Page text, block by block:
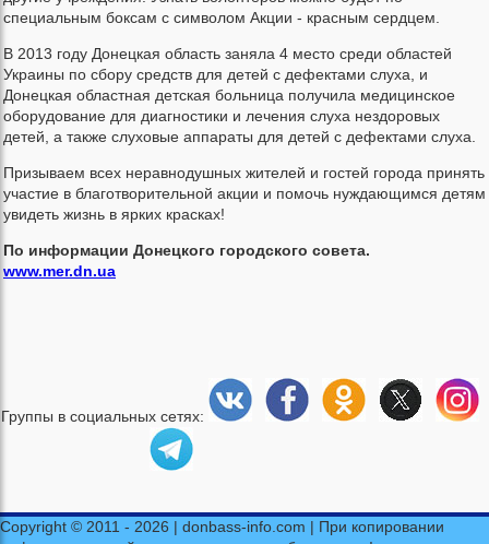
специальным боксам с символом Акции - красным сердцем.
В 2013 году Донецкая область заняла 4 место среди областей
Украины по сбору средств для детей с дефектами слуха, и
Донецкая областная детская больница получила медицинское
оборудование для диагностики и лечения слуха нездоровых
детей, а также слуховые аппараты для детей с дефектами слуха.
Призываем всех неравнодушных жителей и гостей города принять
участие в благотворительной акции и помочь нуждающимся детям
увидеть жизнь в ярких красках!
По информации Донецкого городского совета.
www.mer.dn.ua
Группы в социальных сетях:
Copyright © 2011 - 2026 | donbass-info.com | При копировании